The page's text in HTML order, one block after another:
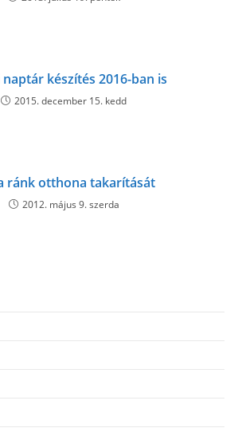
naptár készítés 2016-ban is
2015. december 15. kedd
ránk otthona takarítását
2012. május 9. szerda